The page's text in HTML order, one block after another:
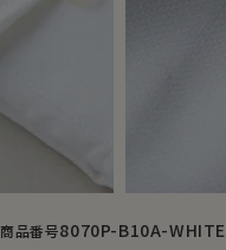
商品番号8070P-B10A-WHITE